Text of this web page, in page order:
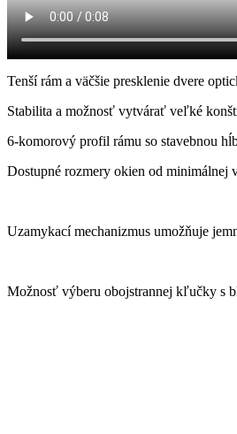
Tenší rám a väčšie presklenie dvere
Stabilita a možnosť vytvárať veľké
6-komorový profil rámu so stavebnou
Dostupné rozmery okien od minimálnej
Uzamykací mechanizmus umožňuje
Možnosť výberu obojstrannej kľučky s